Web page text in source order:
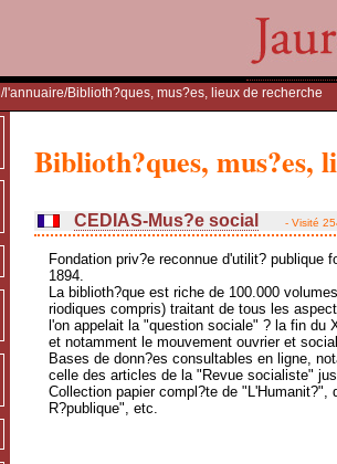
/l'annuaire/Biblioth?ques, mus?es, lieux de recherche
Biblioth?ques, mus?es,
CEDIAS-Mus?e social - Visité
Fondation priv?e reconnue d'utilit? publique
1894.
La biblioth?que est riche de 100.000
riodiques compris) traitant de tous les
l'on appelait la "question sociale" ? la fin du
et notamment le mouvement ouvrier et
Bases de donn?es consultables en ligne,
celle des articles de la "Revue socialiste"
Collection papier compl?te de "L'Humanit?",
R?publique", etc.